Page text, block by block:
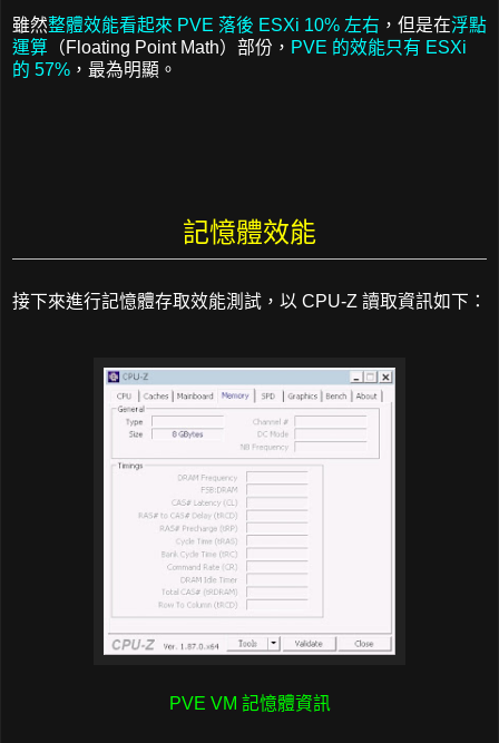
雖然整體效能看起來 PVE 落後 ESXi 10% 左右 ，但是在浮點
運算 （Floating Point Math）部份， PVE 的效能只有 ESXi
的 57% ，最為明顯。
記憶體效能
接下來進行記憶體存取效能測試，以 CPU-Z 讀取資訊如下：
PVE VM 記憶體資訊